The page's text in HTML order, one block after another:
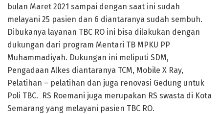
bulan Maret 2021 sampai dengan saat ini sudah
melayani 25 pasien dan 6 diantaranya sudah sembuh.
Dibukanya layanan TBC RO ini bisa dilakukan dengan
dukungan dari program Mentari TB MPKU PP
Muhammadiyah. Dukungan ini meliputi SDM,
Pengadaan Alkes diantaranya TCM, Mobile X Ray,
Pelatihan – pelatihan dan juga renovasi Gedung untuk
Poli TBC. RS Roemani juga merupakan RS swasta di Kota
Semarang yang melayani pasien TBC RO.